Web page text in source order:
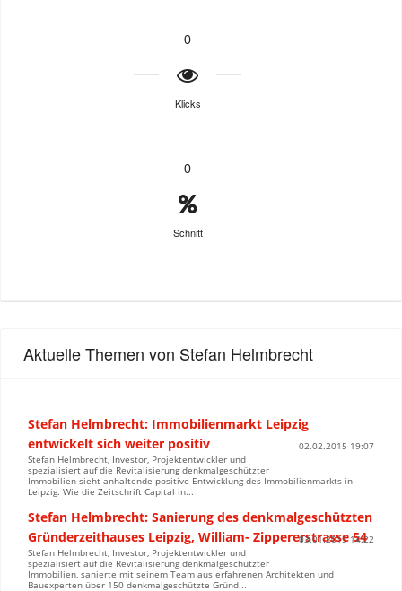
0
Klicks
0
Schnitt
Aktuelle Themen von Stefan Helmbrecht
Stefan Helmbrecht: Immobilienmarkt Leipzig
entwickelt sich weiter positiv
02.02.2015 19:07
Stefan Helmbrecht, Investor, Projektentwickler und
spezialisiert auf die Revitalisierung denkmalgeschützter
Immobilien sieht anhaltende positive Entwicklung des Immobilienmarkts in
Leipzig. Wie die Zeitschrift Capital in...
Stefan Helmbrecht: Sanierung des denkmalgeschützten
Gründerzeithauses Leipzig, William- Zippererstrasse 54
03.01.2015 14:22
Stefan Helmbrecht, Investor, Projektentwickler und
spezialisiert auf die Revitalisierung denkmalgeschützter
Immobilien, sanierte mit seinem Team aus erfahrenen Architekten und
Bauexperten über 150 denkmalgeschützte Gründ...